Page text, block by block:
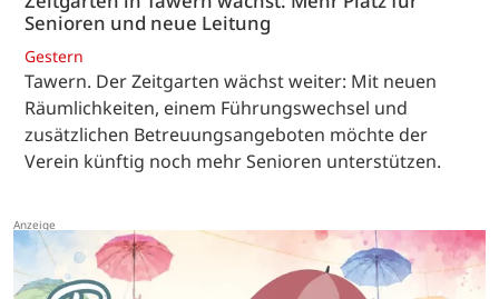
Senioren und neue Leitung
Gestern
Tawern. Der Zeitgarten wächst weiter: Mit neuen
Räumlichkeiten, einem Führungswechsel und
zusätzlichen Betreuungsangeboten möchte der
Verein künftig noch mehr Senioren unterstützen.